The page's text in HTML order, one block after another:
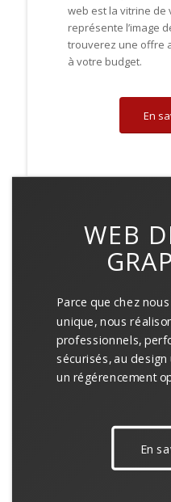
web est la vitrine de
représente l’image
trouverez une offre
à votre budget.
En
WEB
Parce que chez
unique, nous
professionnels,
sécurisés, au
un régérencement
En